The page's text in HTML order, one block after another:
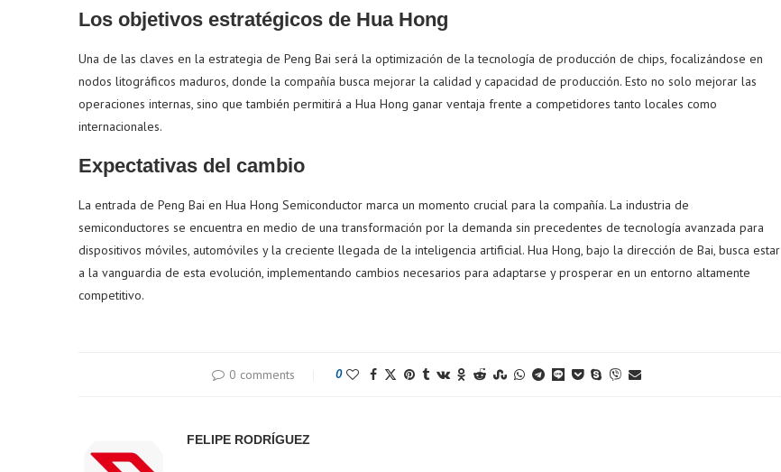
Los objetivos estratégicos de Hua Hong
Una de las claves en la estrategia de Peng Bai será la optimización de la tecnología de producción de chips, focalizándose en
nodos litográficos maduros, donde la compañía busca mejorar la calidad y capacidad de producción. Esto no solo mejorar las
operaciones internas, sino que también permitirá a Hua Hong ganar ventaja frente a competidores tanto locales como
internacionales.
Expectativas del cambio
La entrada de Peng Bai en Hua Hong Semiconductor marca un momento crucial para la compañía. La industria de
semiconductores se encuentra en medio de una transformación por la demanda sin precedentes de tecnología avanzada para
dispositivos móviles, automóviles y la creciente llegada de la inteligencia artificial. Hua Hong, bajo la dirección de Bai, busca estar
a la vanguardia de esta evolución, implementando cambios necesarios para adaptarse y prosperar en un entorno altamente
competitivo.
0 comments 0
FELIPE RODRÍGUEZ